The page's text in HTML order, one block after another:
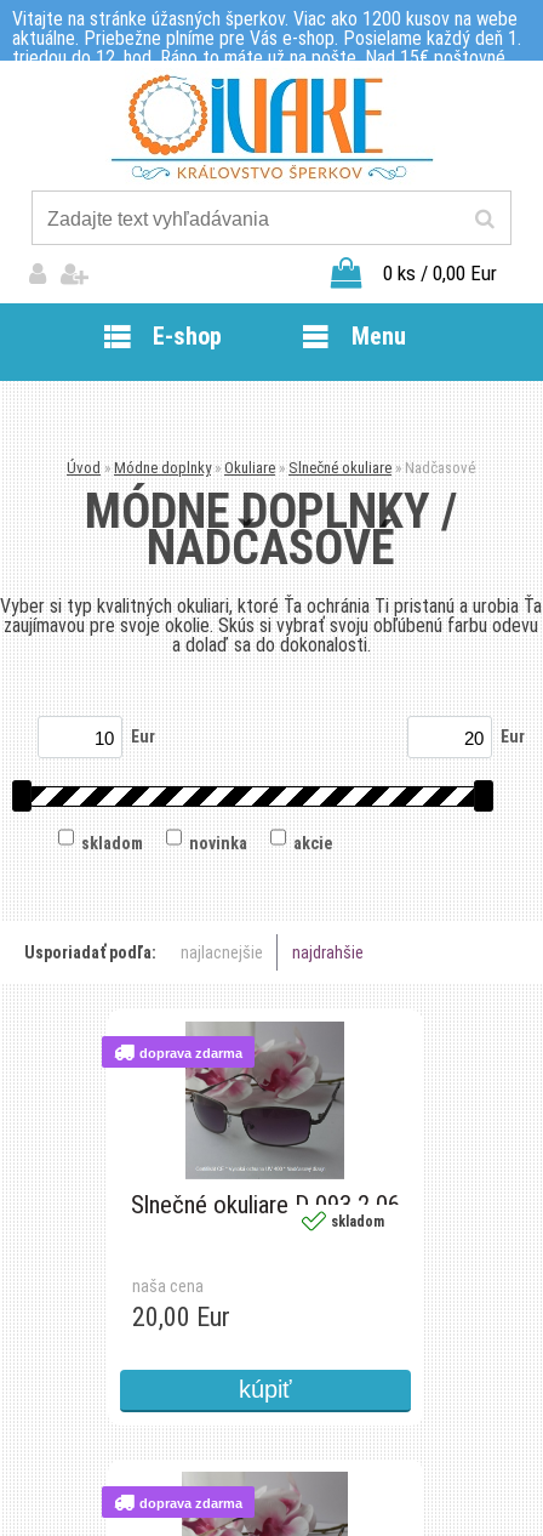
Vitajte na stránke úžasných šperkov. Viac ako 1200 kusov na webe
aktuálne. Priebežne plníme pre Vás e-shop. Posielame každý deň 1.
triedou do 12. hod. Ráno to máte už na pošte. Nad 15€ poštovné
zdarma. Maloobchod a veľkoobchod Nové Mesto nad Váhom. NON
STOP +421 905 234 426.
0 ks / 0,00 Eur
E-shop Menu
Úvod » Módne doplnky » Okuliare » Slnečné okuliare » Nadčasové
MÓDNE DOPLNKY /
NADČASOVÉ
Vyber si typ kvalitných okuliari, ktoré Ťa ochránia Ti pristanú a urobia Ťa
zaujímavou pre svoje okolie. Skús si vybrať svoju obľúbenú farbu odevu
a dolaď sa do dokonalosti.
Eur Eur
skladom novinka akcie
Usporiadať podľa: najlacnejšie najdrahšie
Slnečné okuliare D 093 2 06
naša cena
20,00 Eur
skladom
doprava zdarma
doprava zdarma